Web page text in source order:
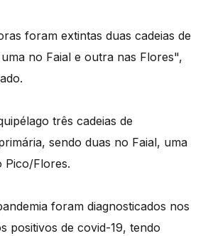
foram extintas duas cadeias de
no Faial e outra nas Flores",
três cadeias de
sendo duas no Faial, uma
Pico/Flores.
foram diagnosticados nos
positivos de covid-19, tendo